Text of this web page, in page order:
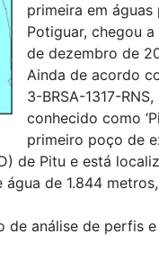
primeira em
Potiguar, chegou
de dezembro de
Ainda de acordo
3-BRSA-1317-
conhecido como
primeiro poço de
de Pitu e está
de 1.844
análise de perfis